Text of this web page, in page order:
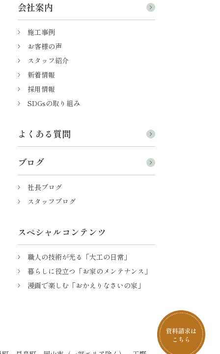
会社案内
施工事例
お客様の声
スタッフ紹介
新着情報
採用情報
SDGsの取り組み
よくある質問
ブログ
社長ブログ
スタッフブログ
スペシャルコンテンツ
職人の技術が光る「大工の日常」
暮らしに役立つ「お家のメンテナンス」
漫画で楽しむ「おかえりなさいの家」